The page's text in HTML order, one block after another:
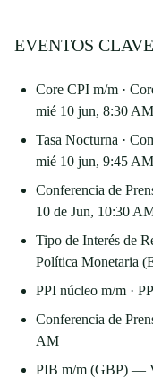
EVENTOS
Core CPI m/m ·
mié 10 jun, 8:30 AM
Tasa Nocturna ·
mié 10 jun, 9:45 AM
Conferencia de
10 de Jun, 10:30
Tipo de Interés de
Política Monetaria
PPI núcleo m/m ·
Conferencia de
AM
PIB m/m (GBP) —